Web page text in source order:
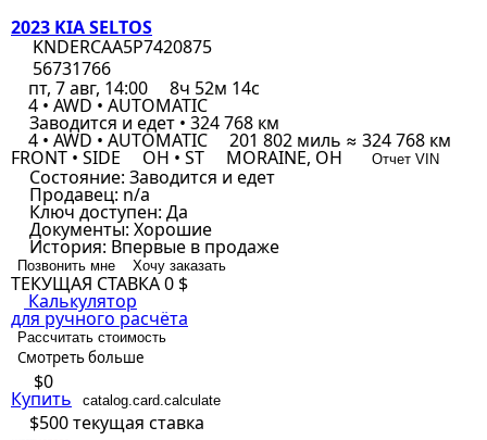
2023 KIA SELTOS
KNDERCAA5P7420875
56731766
пт, 7 авг, 14:00
8ч 52м 14с
4 • AWD • AUTOMATIC
Заводится и едет • 324 768 км
4 • AWD • AUTOMATIC 201 802 миль ≈ 324 768 км
FRONT • SIDE OH • ST MORAINE, OH Отчет VIN
Состояние: Заводится и едет
Продавец: n/a
Ключ доступен: Да
Документы: Хорошие
История: Впервые в продаже
Позвонить мне Хочу заказать
ТЕКУЩАЯ СТАВКА0 $
Калькулятор
для ручного расчёта
Рассчитать стоимость
Смотреть больше
$0
Купить catalog.card.calculate
$500текущая ставка